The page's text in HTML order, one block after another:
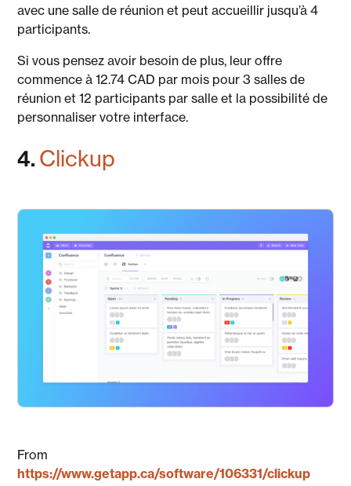
avec une salle de réunion et peut accueillir jusqu’à 4
participants.
Si vous pensez avoir besoin de plus, leur offre
commence à 12.74 CAD par mois pour 3 salles de
réunion et 12 participants par salle et la possibilité de
personnaliser votre interface.
4. Clickup
From
https://www.getapp.ca/software/106331/clickup